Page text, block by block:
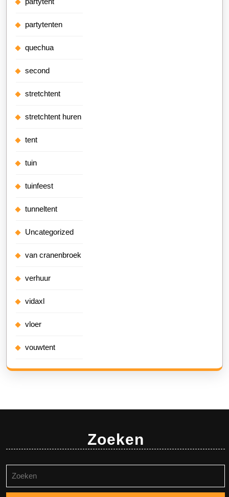
partytenten
quechua
second
stretchtent
stretchtent huren
tent
tuin
tuinfeest
tunneltent
Uncategorized
van cranenbroek
verhuur
vidaxl
vloer
vouwtent
Zoeken
naar: